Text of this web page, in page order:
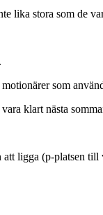
lika stora som de
som
klart nästa
att ligga (p-platsen